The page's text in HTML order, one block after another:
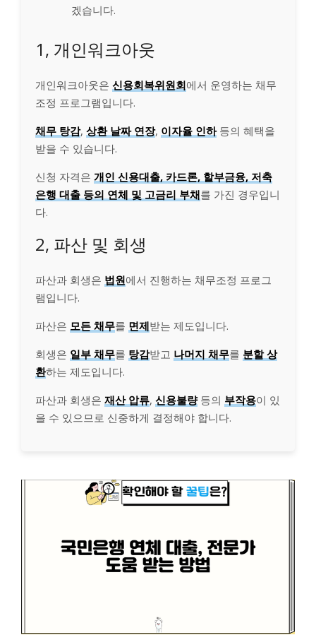
겠습니다.
1, 개인워크아웃
개인워크아웃은 신용회복위원회에서 운영하는 채무
조정 프로그램입니다.
채무 탕감, 상환 날짜 연장, 이자율 인하등의 혜택을
받을 수 있습니다.
신청 자격은 개인 신용대출, 카드론, 할부금융, 저축
은행 대출 등의 연체 및 고금리 부채를 가진 경우입니
다.
2, 파산 및 회생
파산과 회생은 법원에서 진행하는 채무조정 프로그
램입니다.
파산은 모든 채무를 면제받는 제도입니다.
회생은 일부 채무를 탕감받고 나머지 채무를 분할 상
환하는 제도입니다.
파산과 회생은 재산 압류, 신용불량등의 부작용이 있
을 수 있으므로 신중하게 결정해야 합니다.